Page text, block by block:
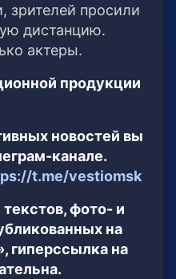
зрителей просили
дистанцию.
актеры.
продукции
новостей вы
канале.
t.me/vestiomsk
фото- и
на
гиперссылка на